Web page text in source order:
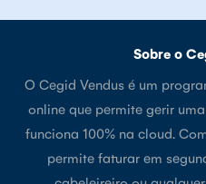
Sobre o
O Cegid Vendus é um
online que permite gerir
funciona 100% na cloud.
permite faturar em